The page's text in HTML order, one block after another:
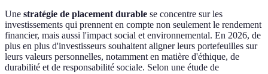
Une stratégie de placement durable se concentre sur les
investissements qui prennent en compte non seulement le rendement
financier, mais aussi l'impact social et environnemental. En 2026, de
plus en plus d'investisseurs souhaitent aligner leurs portefeuilles sur
leurs valeurs personnelles, notamment en matière d'éthique, de
durabilité et de responsabilité sociale. Selon une étude de